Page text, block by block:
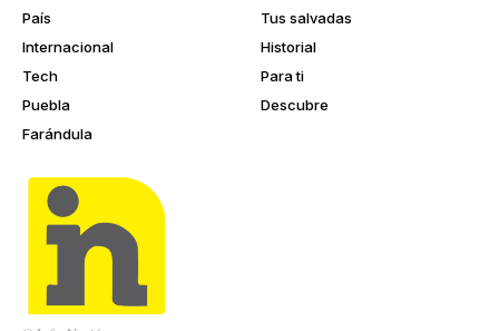
País
Internacional
Tech
Puebla
Farándula
Tus salvadas
Historial
Para ti
Descubre